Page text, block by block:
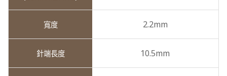
2.2mm
10.5mm